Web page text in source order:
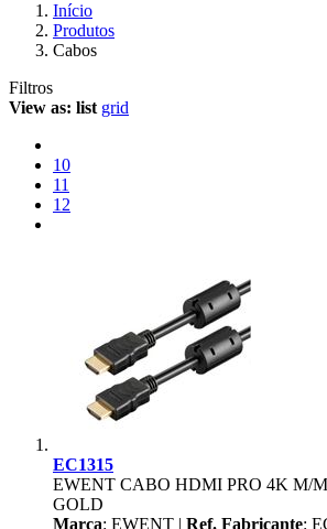
Início
Produtos
Cabos
Filtros
View as: list grid
10
11
12
EC1315
EWENT CABO HDMI PRO 4K M/
GOLD
Marca: EWENT | Ref. Fabricante: